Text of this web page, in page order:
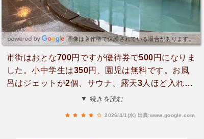
画像は著作権で保護されている場合があります。
市街はおとな700円ですが優待券で500円になりま
した。小中学生は350円、園児は無料です。お風
呂はジェットが2個、サウナ、露天3人ほど入れま
す。ロッカーは100円入れて戻ってきます。
▼ 続きを読む
2026/4/1(水) 出典:www.google.com